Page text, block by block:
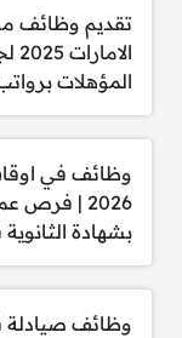
الأهلية
للتقديم علي
الشروط
تقديم وظائف
المؤهلات
2026 | فرص
بشهادة
وظائف صيادلة